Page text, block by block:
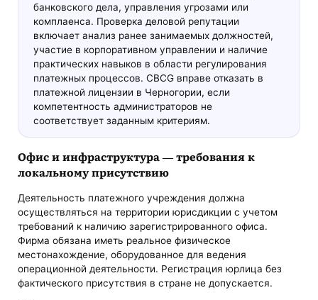
банковского дела, управления угрозами или
комплаенса. Проверка деловой репутации
включает анализ ранее занимаемых должностей,
участие в корпоративном управлении и наличие
практических навыков в области регулирования
платежных процессов. CBCG вправе отказать в
платежной лицензии в Черногории, если
компетентность администраторов не
соответствует заданным критериям.
Офис и инфраструктура — требования к
локальному присутствию
Деятельность платежного учреждения должна
осуществляться на территории юрисдикции с учетом
требований к наличию зарегистрированного офиса.
Фирма обязана иметь реальное физическое
местонахождение, оборудованное для ведения
операционной деятельности. Регистрация юрлица без
фактического присутствия в стране не допускается.